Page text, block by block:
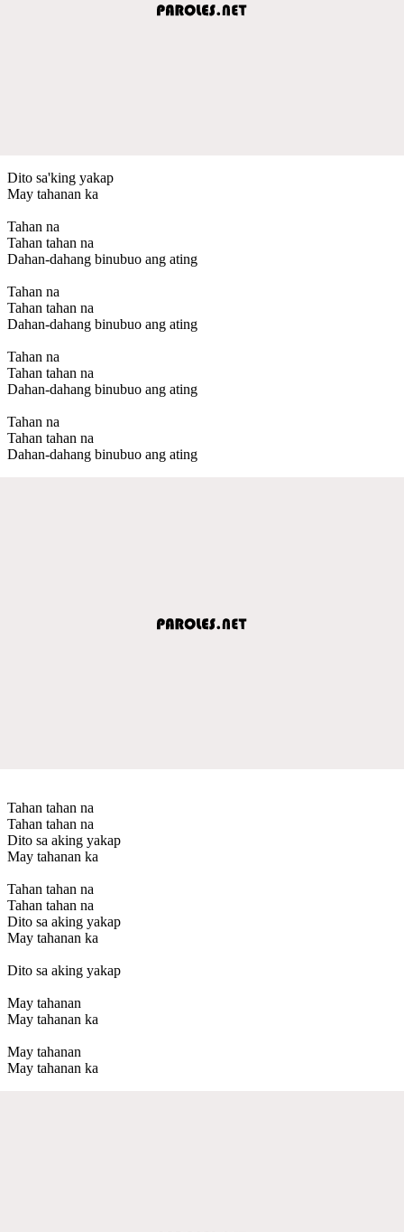
Dito sa'king yakap
May tahanan ka
Tahan na
Tahan tahan na
Dahan-dahang binubuo ang ating
Tahan na
Tahan tahan na
Dahan-dahang binubuo ang ating
Tahan na
Tahan tahan na
Dahan-dahang binubuo ang ating
Tahan na
Tahan tahan na
Dahan-dahang binubuo ang ating
Tahan tahan na
Tahan tahan na
Dito sa aking yakap
May tahanan ka
Tahan tahan na
Tahan tahan na
Dito sa aking yakap
May tahanan ka
Dito sa aking yakap
May tahanan
May tahanan ka
May tahanan
May tahanan ka